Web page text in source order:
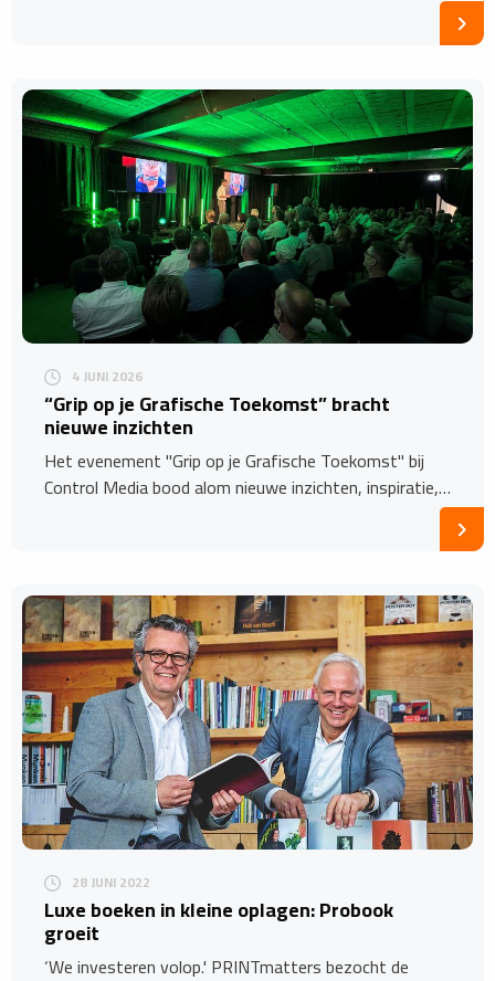
4 JUNI 2026
“Grip op je Grafische Toekomst” bracht
nieuwe inzichten
Het evenement "Grip op je Grafische Toekomst" bij
Control Media bood alom nieuwe inzichten, inspiratie,…
28 JUNI 2022
Luxe boeken in kleine oplagen: Probook
groeit
‘We investeren volop.' PRINTmatters bezocht de